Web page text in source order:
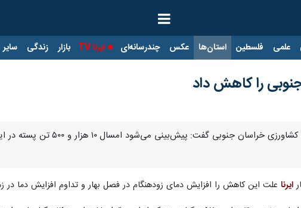
علمی فلسطین استان‌ها عکس چندرسانه‌ای ایرنا TV بازار زندگی سایر
را کاهش داد
بیرجند - ایرنا - مدیر امور
ایرنا علت این کاهش را افزایش دمای زودهنگام در فصل بهار و تداوم افزایش دما در